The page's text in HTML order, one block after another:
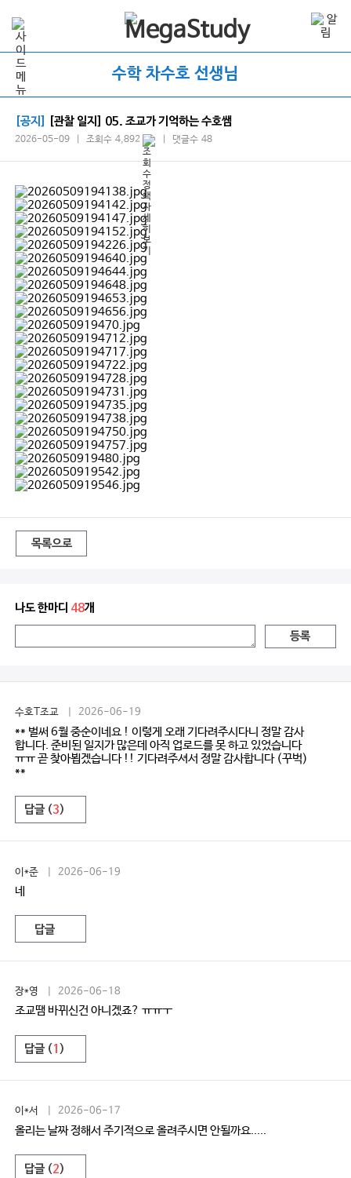
수학 차수호 선생님
[공지] [관찰 일지] 05. 조교가 기억하는 수호쌤
2026-05-09 | 조회수 4,892 | 댓글수 48
목록으로
나도 한마디 48개
등록
수호T조교 | 2026-06-19
** 벌써 6월 중순이네요 ! 이렇게 오래 기다려주시다니 정말 감사
합니다. 준비된 일지가 많은데 아직 업로드를 못 하고 있었습니다
ㅠㅠ 곧 찾아뵙겠습니다 !! 기다려주셔서 정말 감사합니다 (꾸벅)
**
답글 (3)
이*준 | 2026-06-19
네
답글
장*영 | 2026-06-18
조교땜 바뀌신건 아니겠죠? ㅠㅠㅜ
답글 (1 )
이*서 | 2026-06-17
올리는 날짜 정해서 주기적으로 올려주시면 안될까요.....
답글 (2)